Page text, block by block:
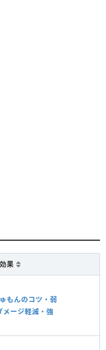
効果
もんのコツ・弱
メージ軽減・強